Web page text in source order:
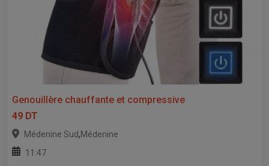
Genouillère chauffante et compressive
49 DT
Médenine Sud,Médenine
11:47